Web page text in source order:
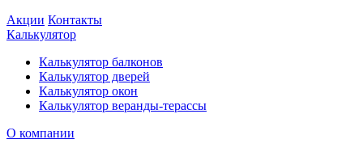
Акции Контакты
Калькулятор
Калькулятор балконов
Калькулятор дверей
Калькулятор окон
Калькулятор веранды-терассы
О компании